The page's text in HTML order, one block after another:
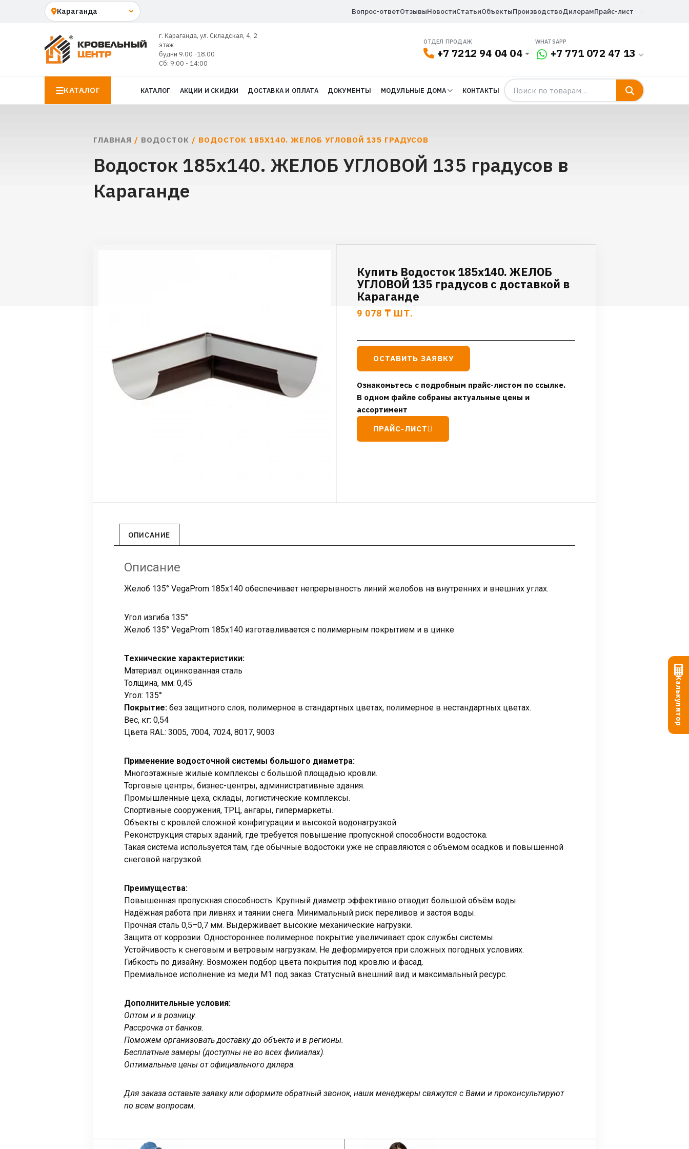
Вопрос-ответОтзывыНовостиСтатьиОбъектыПроизводствоДилерамПрайс-лист
г. Караганда, ул. Складская, 4, 2
этаж
будни 9.00 -18.00
Сб: 9:00 - 14:00
ОТДЕЛ ПРОДАЖ
+7 7212 94 04 04
WHATSAPP
+7 771 072 47 13
КАТАЛОГ КАТАЛОГ АКЦИИ И СКИДКИ ДОСТАВКА И ОПЛАТА ДОКУМЕНТЫ МОДУЛЬНЫЕ ДОМА КОНТАКТЫ
ГЛАВНАЯ / ВОДОСТОК / ВОДОСТОК 185Х140. ЖЕЛОБ УГЛОВОЙ 135 ГРАДУСОВ
Водосток 185х140. ЖЕЛОБ УГЛОВОЙ 135 градусов в
Караганде
Купить Водосток 185х140. ЖЕЛОБ
УГЛОВОЙ 135 градусов с доставкой в
Караганде
9 078 ₸ ШТ.
ОСТАВИТЬ ЗАЯВКУ
Ознакомьтесь с подробным прайс-листом по ссылке.
В одном файле собраны актуальные цены и
ассортимент
ПРАЙС-ЛИСТ
ОПИСАНИЕ
Описание
Желоб 135° VegaProm 185х140 обеспечивает непрерывность линий желобов на внутренних и внешних углах.
Угол изгиба 135°
Желоб 135° VegaProm 185х140 изготавливается с полимерным покрытием и в цинке
Технические характеристики:
Материал: оцинкованная сталь
Толщина, мм: 0,45
Угол: 135°
Покрытие: без защитного слоя, полимерное в стандартных цветах, полимерное в нестандартных цветах.
Вес, кг: 0,54
Цвета RAL: 3005, 7004, 7024, 8017, 9003
Применение водосточной системы большого диаметра:
Многоэтажные жилые комплексы с большой площадью кровли.
Торговые центры, бизнес-центры, административные здания.
Промышленные цеха, склады, логистические комплексы.
Спортивные сооружения, ТРЦ, ангары, гипермаркеты.
Объекты с кровлей сложной конфигурации и высокой водонагрузкой.
Реконструкция старых зданий, где требуется повышение пропускной способности водостока.
Такая система используется там, где обычные водостоки уже не справляются с объёмом осадков и повышенной
снеговой нагрузкой.
Преимущества:
Повышенная пропускная способность. Крупный диаметр эффективно отводит большой объём воды.
Надёжная работа при ливнях и таянии снега. Минимальный риск переливов и застоя воды.
Прочная сталь 0,5–0,7 мм. Выдерживает высокие механические нагрузки.
Защита от коррозии. Одностороннее полимерное покрытие увеличивает срок службы системы.
Устойчивость к снеговым и ветровым нагрузкам. Не деформируется при сложных погодных условиях.
Гибкость по дизайну. Возможен подбор цвета покрытия под кровлю и фасад.
Премиальное исполнение из меди М1 под заказ. Статусный внешний вид и максимальный ресурс.
Дополнительные условия:
Оптом и в розницу.
Рассрочка от банков.
Поможем организовать доставку до объекта и в регионы.
Бесплатные замеры (доступны не во всех филиалах).
Оптимальные цены от официального дилера.
Для заказа оставьте заявку или оформите обратный звонок, наши менеджеры свяжутся с Вами и проконсультируют
по всем вопросам.
Калькулятор